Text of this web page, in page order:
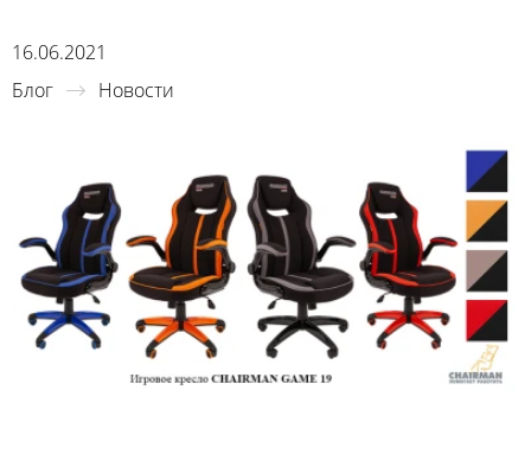
16.06.2021
Блог
Новости